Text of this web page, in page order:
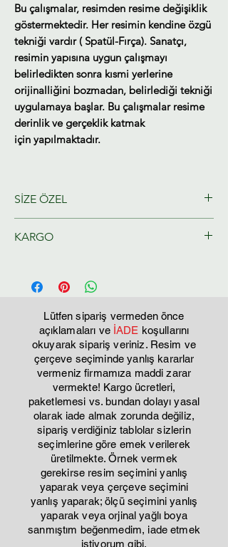
Bu çalışmalar, resimden resime değişiklik
göstermektedir. Her resimin kendine özgü
tekniği vardır ( Spatül-Fırça). Sanatçı,
resimin yapısına uygun çalışmayı
belirledikten sonra kısmi yerlerine
orijinalliğini bozmadan, belirlediği tekniği
uygulamaya başlar. Bu çalışmalar resime
derinlik ve gerçeklik katmak
için yapılmaktadır.
SİZE ÖZEL
olarak hazırlanacaktır.
KARGO
Lütfen sipariş vermeden önce
açıklamaları ve İADE koşullarını
okuyarak sipariş veriniz. Resim ve
çerçeve seçiminde yanlış kararlar
vermeniz firmamıza maddi zarar
vermekte! Kargo ücretleri,
paketlemesi vs. bundan dolayı yasal
olarak iade almak zorunda değiliz,
sipariş verdiğiniz tablolar sizlerin
seçimlerine göre emek verilerek
üretilmekte. Örnek vermek
gerekirse resim seçimini yanlış
yaparak veya çerçeve seçimini
yanlış yaparak; ölçü seçimini yanlış
yaparak veya orjinal yağlı boya
sanmıştım beğenmedim, iade etmek
istiyorum gibi.